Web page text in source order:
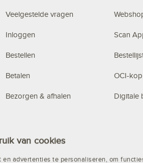
van cookies
advertenties te personaliseren, om
Veelgestelde vragen
Inloggen
Bestellen
Betalen
Bezorgen & afhalen
Algemene voorwaarden
Scan
OCI-
Digitale
Altrex